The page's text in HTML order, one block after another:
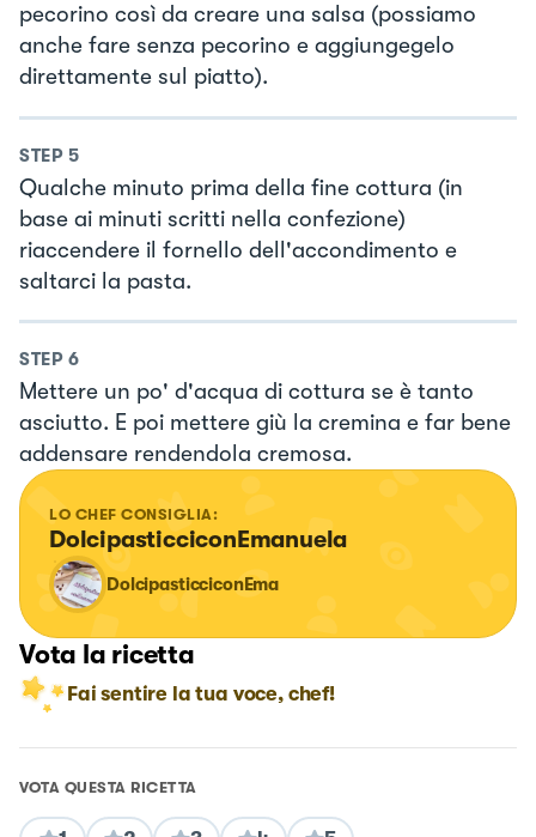
pecorino così da creare una salsa (possiamo
anche fare senza pecorino e aggiungegelo
direttamente sul piatto).
STEP 5
Qualche minuto prima della fine cottura (in
base ai minuti scritti nella confezione)
riaccendere il fornello dell'accondimento e
saltarci la pasta.
STEP 6
Mettere un po' d'acqua di cottura se è tanto
asciutto. E poi mettere giù la cremina e far bene
addensare rendendola cremosa.
LO CHEF CONSIGLIA:
DolcipasticciconEmanuela
DolcipasticciconEma
Vota la ricetta
Fai sentire la tua voce, chef!
VOTA QUESTA RICETTA